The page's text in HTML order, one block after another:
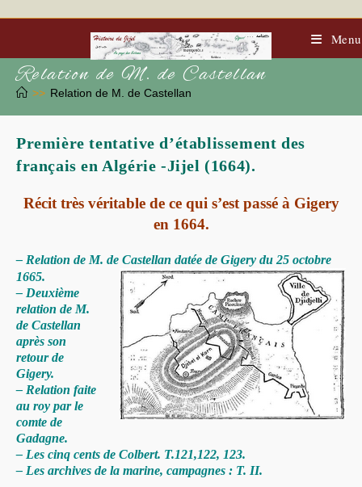
to
Menu
Relation de M. de Castellan
>> Relation de M. de Castellan
Première tentative d’établissement des
français en Algérie -Jijel (1664).
Récit très véritable de ce qui s’est passé à Gigery
en 1664.
– Relation de M. de Castellan datée de Gigery du 25 octobre
1665.
– Deuxième
relation de M.
de Castellan
après son
retour de
Gigery.
– Relation faite
au roy par le
comte de
Gadagne.
– Les cinq cents de Colbert. T.121,122, 123.
– Les archives de la marine, campagnes : T. II.